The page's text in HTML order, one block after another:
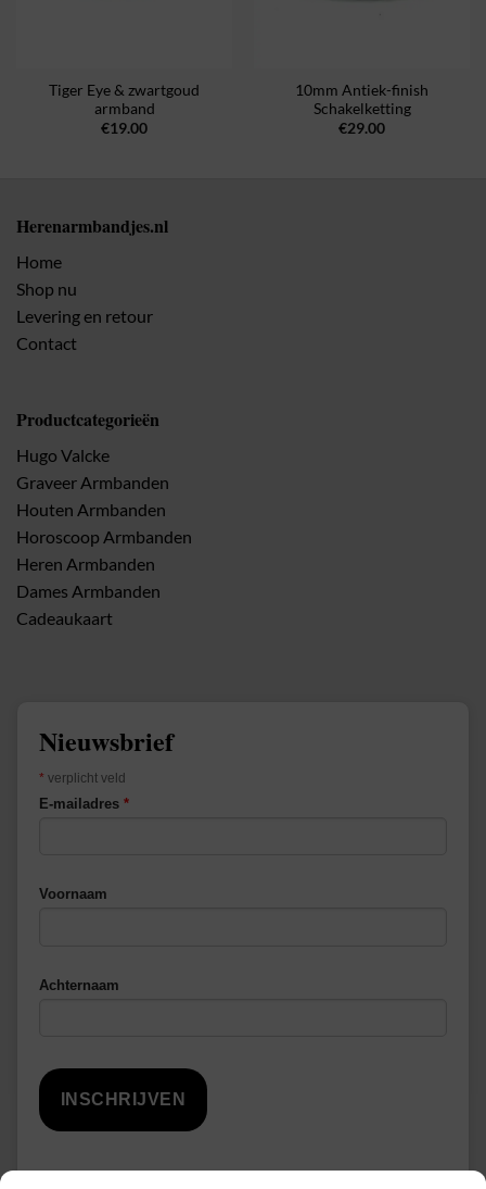
Tiger Eye & zwartgoud
armband
€19.00
10mm Antiek-finish
Schakelketting
€29.00
Herenarmbandjes.nl
Home
Shop nu
Levering en retour
Contact
Productcategorieën
Hugo Valcke
Graveer Armbanden
Houten Armbanden
Horoscoop Armbanden
Heren Armbanden
Dames Armbanden
Cadeaukaart
Nieuwsbrief
* verplicht veld
E-mailadres *
Voornaam
Achternaam